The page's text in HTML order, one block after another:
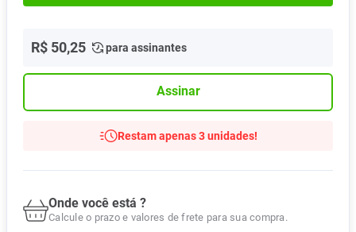
R$ 50,25 para assinantes
Assinar
Restam apenas 3 unidades!
Onde você está ?
Calcule o prazo e valores de frete para sua compra.